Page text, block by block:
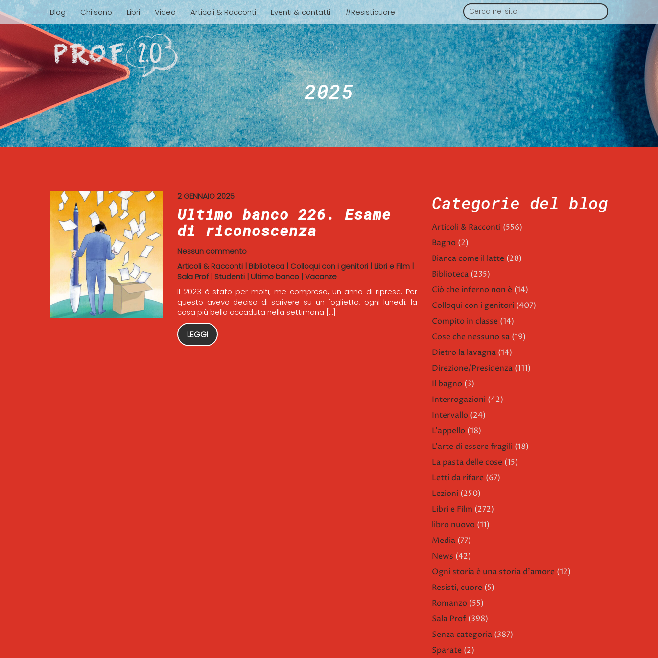
Blog Chi sono Libri Video Articoli & Racconti Eventi & contatti #Resisticuore
2025
2 GENNAIO 2025
Ultimo banco 226. Esame
di riconoscenza
Nessun commento
Articoli & Racconti| Biblioteca| Colloqui con i genitori| Libri e Film|
Sala Prof| Studenti| Ultimo banco|Vacanze
Il 2023 è stato per molti, me compreso, un anno di ripresa. Per
questo avevo deciso di scrivere su un foglietto, ogni lunedì, la
cosa più bella accaduta nella settimana […]
LEGGI
Categorie del blog
Articoli & Racconti (556)
Bagno (2)
Bianca come il latte (28)
Biblioteca (235)
Ciò che inferno non è (14)
Colloqui con i genitori (407)
Compito in classe (14)
Cose che nessuno sa (19)
Dietro la lavagna (14)
Direzione/Presidenza (111)
Il bagno (3)
Interrogazioni (42)
Intervallo (24)
L'appello (18)
L'arte di essere fragili (18)
La pasta delle cose (15)
Letti da rifare (67)
Lezioni (250)
Libri e Film (272)
libro nuovo (11)
Media (77)
News (42)
Ogni storia è una storia d'amore (12)
Resisti, cuore (5)
Romanzo (55)
Sala Prof (398)
Senza categoria (387)
Sparate (2)